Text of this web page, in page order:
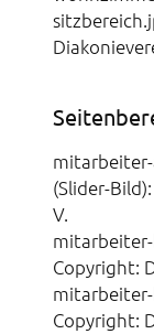
(Slider-
V.
Copyright:
Copyright: